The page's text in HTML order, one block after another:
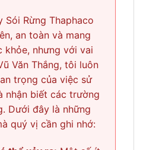
Sói Rừng Thaphaco
an toàn và mang
khỏe, nhưng với vai
Văn Thắng, tôi luôn
trọng của việc sử
nhận biết các trường
Dưới đây là những
quý vị cần ghi nhớ: